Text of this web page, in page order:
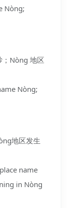
Nòng;
Nòng 地区
Nòng;
地区发生
name
in Nòng